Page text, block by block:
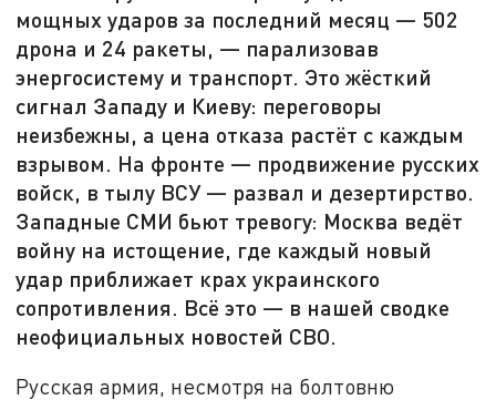
мощных ударов за последний месяц — 502
дрона и 24 ракеты, — парализовав
энергосистему и транспорт. Это жёсткий
сигнал Западу и Киеву: переговоры
неизбежны, а цена отказа растёт с каждым
взрывом. На фронте — продвижение русских
войск, в тылу ВСУ — развал и дезертирство.
Западные СМИ бьют тревогу: Москва ведёт
войну на истощение, где каждый новый
удар приближает крах украинского
сопротивления. Всё это — в нашей сводке
неофициальных новостей СВО.
Русская армия, несмотря на болтовню